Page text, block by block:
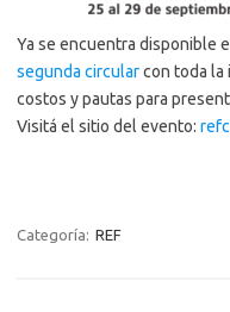
Ya se encuentra disponible
segunda circularcon toda la
costos y pautas para
Visitá el sitio del evento:
Categoría: REF